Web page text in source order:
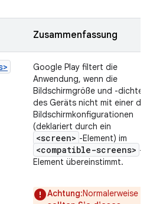
Zusammenfassung
Google Play filtert die
Anwendung, wenn die
Bildschirmgröße und -dichte
des Geräts nicht mit einer der
Bildschirmkonfigurationen
(deklariert durch ein
<screen> -Element) im
<compatible-screens> -
Element übereinstimmt.
Achtung:Normalerweise